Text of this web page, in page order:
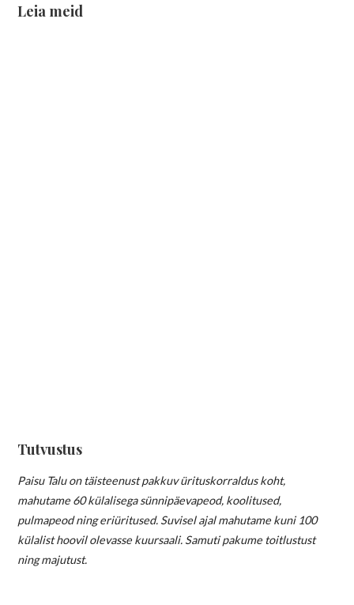
Leia meid
Tutvustus
Paisu Talu on täisteenust pakkuv ürituskorraldus koht,
mahutame 60 külalisega sünnipäevapeod, koolitused,
pulmapeod ning eriüritused. Suvisel ajal mahutame kuni 100
külalist hoovil olevasse kuursaali. Samuti pakume toitlustust
ning majutust.